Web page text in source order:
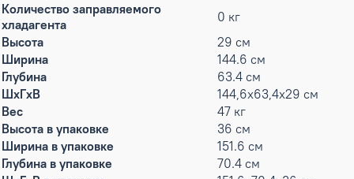
Количество заправляемого
хладагента
0 кг
Высота
29 см
Ширина
144.6 см
Глубина
63.4 см
ШxГxВ
144,6x63,4x29 см
Вес
47 кг
Высота в упаковке
36 см
Ширина в упаковке
151.6 см
Глубина в упаковке
70.4 см